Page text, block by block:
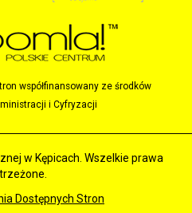
współfinansowany ze środków
i Cyfryzacji
w Kępicach. Wszelkie prawa
Dostępnych Stron